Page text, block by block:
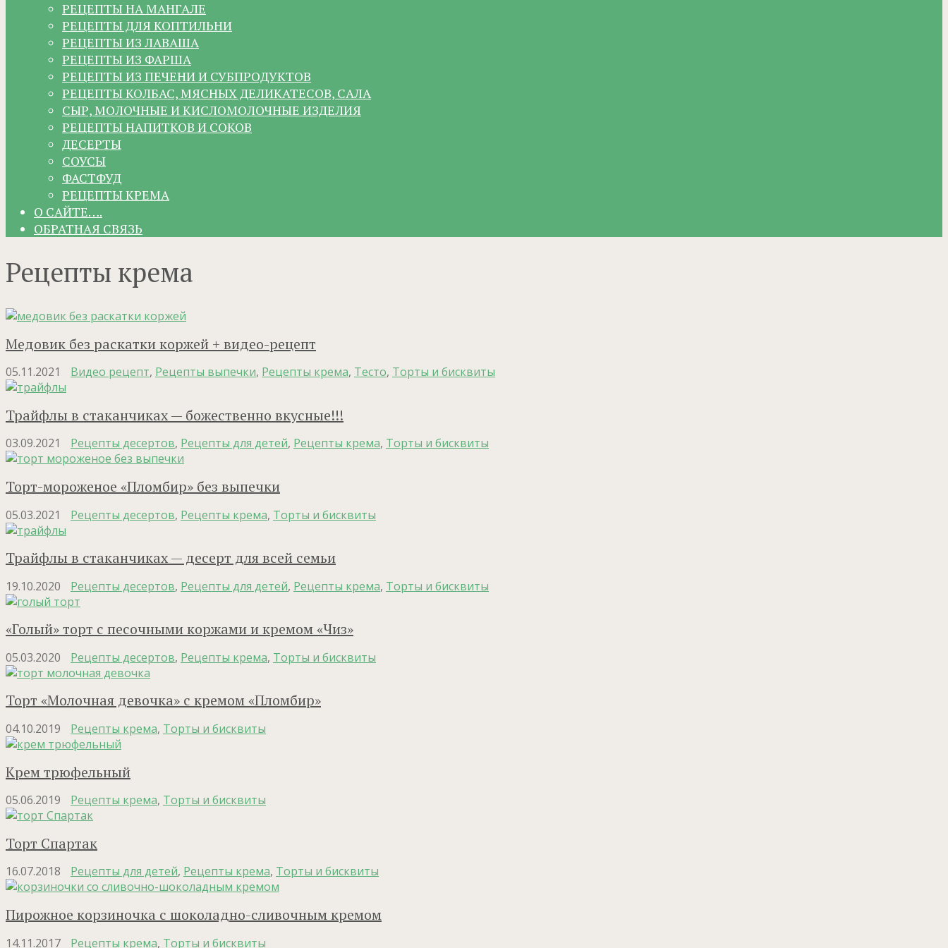
РЕЦЕПТЫ НА МАНГАЛЕ
РЕЦЕПТЫ ДЛЯ КОПТИЛЬНИ
РЕЦЕПТЫ ИЗ ЛАВАША
РЕЦЕПТЫ ИЗ ФАРША
РЕЦЕПТЫ ИЗ ПЕЧЕНИ И СУБПРОДУКТОВ
РЕЦЕПТЫ КОЛБАС, МЯСНЫХ ДЕЛИКАТЕСОВ, САЛА
СЫР, МОЛОЧНЫЕ И КИСЛОМОЛОЧНЫЕ ИЗДЕЛИЯ
РЕЦЕПТЫ НАПИТКОВ И СОКОВ
ДЕСЕРТЫ
СОУСЫ
ФАСТФУД
РЕЦЕПТЫ КРЕМА
О САЙТЕ….
ОБРАТНАЯ СВЯЗЬ
Рецепты крема
Медовик без раскатки коржей + видео-рецепт
05.11.2021 Видео рецепт, Рецепты выпечки, Рецепты крема, Тесто, Торты и бисквиты
Трайфлы в стаканчиках — божественно вкусные!!!
03.09.2021 Рецепты десертов, Рецепты для детей, Рецепты крема, Торты и бисквиты
Торт-мороженое «Пломбир» без выпечки
05.03.2021 Рецепты десертов, Рецепты крема, Торты и бисквиты
Трайфлы в стаканчиках — десерт для всей семьи
19.10.2020 Рецепты десертов, Рецепты для детей, Рецепты крема, Торты и бисквиты
«Голый» торт с песочными коржами и кремом «Чиз»
05.03.2020 Рецепты десертов, Рецепты крема, Торты и бисквиты
Торт «Молочная девочка» с кремом «Пломбир»
04.10.2019 Рецепты крема, Торты и бисквиты
Крем трюфельный
05.06.2019 Рецепты крема, Торты и бисквиты
Торт Спартак
16.07.2018 Рецепты для детей, Рецепты крема, Торты и бисквиты
Пирожное корзиночка с шоколадно-сливочным кремом
14.11.2017 Рецепты крема, Торты и бисквиты